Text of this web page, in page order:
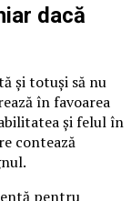
dacă
și totuși să nu
în favoarea
și felul în
contează
pentru